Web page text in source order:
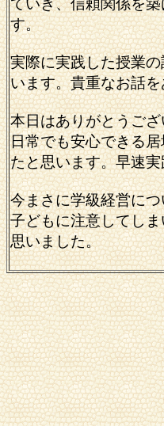
ていき、信頼関係を
す。
実際に実践した授業
います。貴重なお話
本日はありがとうご
日常でも安心できる
たと思います。早速
今まさに学級経営に
子どもに注意してし
思いました。